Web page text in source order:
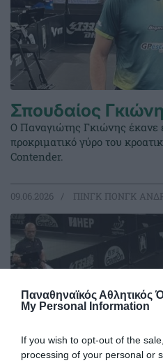
Παναθηναϊκός Αθλητικός
My Personal Information
If you wish to opt-out of the
processing of your personal or
Σπουδαίος
Ο Παναγιώτης Γκιώνης έκανε
προκριματικό γύρο του
Contender.
09.06.2026 ΠΙΝΓΚ ΠΟΝΓΚ